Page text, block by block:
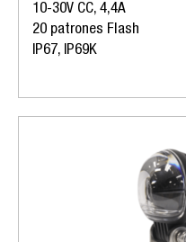
10-30V CC, 4,4A
20 patrones Flash
IP67, IP69K